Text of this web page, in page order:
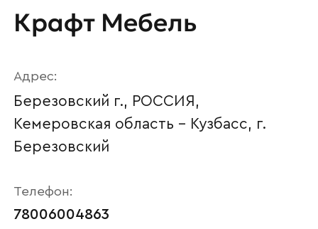
Крафт Мебель
Адрес:
Березовский г., РОССИЯ,
Кемеровская область - Кузбасс, г.
Березовский
Телефон:
78006004863